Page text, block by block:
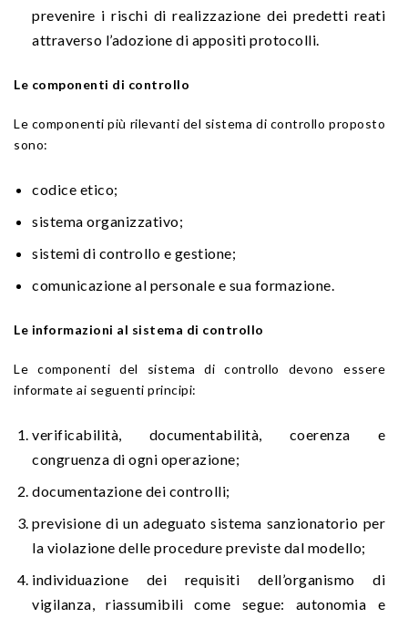
prevenire i rischi di realizzazione dei predetti reati
attraverso l’adozione di appositi protocolli.
Le componenti di controllo
Le componenti più rilevanti del sistema di controllo proposto
sono:
codice etico;
sistema organizzativo;
sistemi di controllo e gestione;
comunicazione al personale e sua formazione.
Le informazioni al sistema di controllo
Le componenti del sistema di controllo devono essere
informate ai seguenti principi:
verificabilità, documentabilità, coerenza e
congruenza di ogni operazione;
documentazione dei controlli;
previsione di un adeguato sistema sanzionatorio per
la violazione delle procedure previste dal modello;
individuazione dei requisiti dell’organismo di
vigilanza, riassumibili come segue: autonomia e